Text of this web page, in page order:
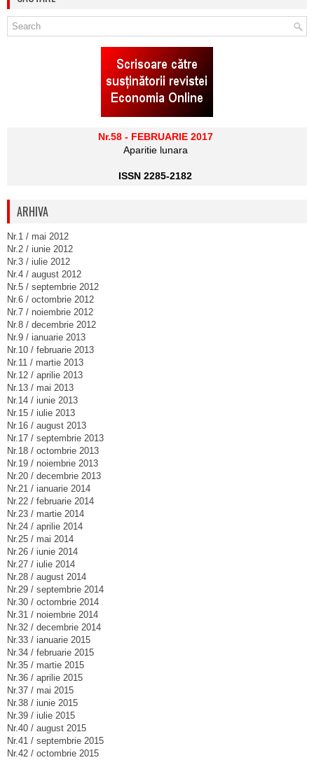
Nr.58 - FEBRUARIE 2017
Aparitie lunara
ISSN 2285-2182
ARHIVA
Nr.1 / mai 2012
Nr.2 / iunie 2012
Nr.3 / iulie 2012
Nr.4 / august 2012
Nr.5 / septembrie 2012
Nr.6 / octombrie 2012
Nr.7 / noiembrie 2012
Nr.8 / decembrie 2012
Nr.9 / ianuarie 2013
Nr.10 / februarie 2013
Nr.11 / martie 2013
Nr.12 / aprilie 2013
Nr.13 / mai 2013
Nr.14 / iunie 2013
Nr.15 / iulie 2013
Nr.16 / august 2013
Nr.17 / septembrie 2013
Nr.18 / octombrie 2013
Nr.19 / noiembrie 2013
Nr.20 / decembrie 2013
Nr.21 / ianuarie 2014
Nr.22 / februarie 2014
Nr.23 / martie 2014
Nr.24 / aprilie 2014
Nr.25 / mai 2014
Nr.26 / iunie 2014
Nr.27 / iulie 2014
Nr.28 / august 2014
Nr.29 / septembrie 2014
Nr.30 / octombrie 2014
Nr.31 / noiembrie 2014
Nr.32 / decembrie 2014
Nr.33 / ianuarie 2015
Nr.34 / februarie 2015
Nr.35 / martie 2015
Nr.36 / aprilie 2015
Nr.37 / mai 2015
Nr.38 / iunie 2015
Nr.39 / iulie 2015
Nr.40 / august 2015
Nr.41 / septembrie 2015
Nr.42 / octombrie 2015